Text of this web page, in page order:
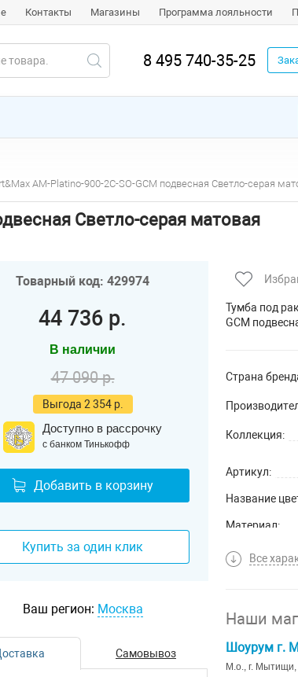
Контакты Магазины Программа лояльности
8 495 740-35-25
AM-Platino-900-2C-SO-GCM подвесная Светло-серая
Светло-серая матовая
Товарный код: 429974
44 736 р.
В наличии
47 090 р.
Выгода 2 354 р.
Доступно в рассрочку
с банком Тинькофф
Добавить в корзину
Купить за один клик
Ваш регион: Москва
Самовывоз
Тумба под
GCM
Страна
Коллекция:
Артикул:
Название
Материал:
Гарантийный
Все
Наши
Шоурум г.
М.о., г. Мытищи,